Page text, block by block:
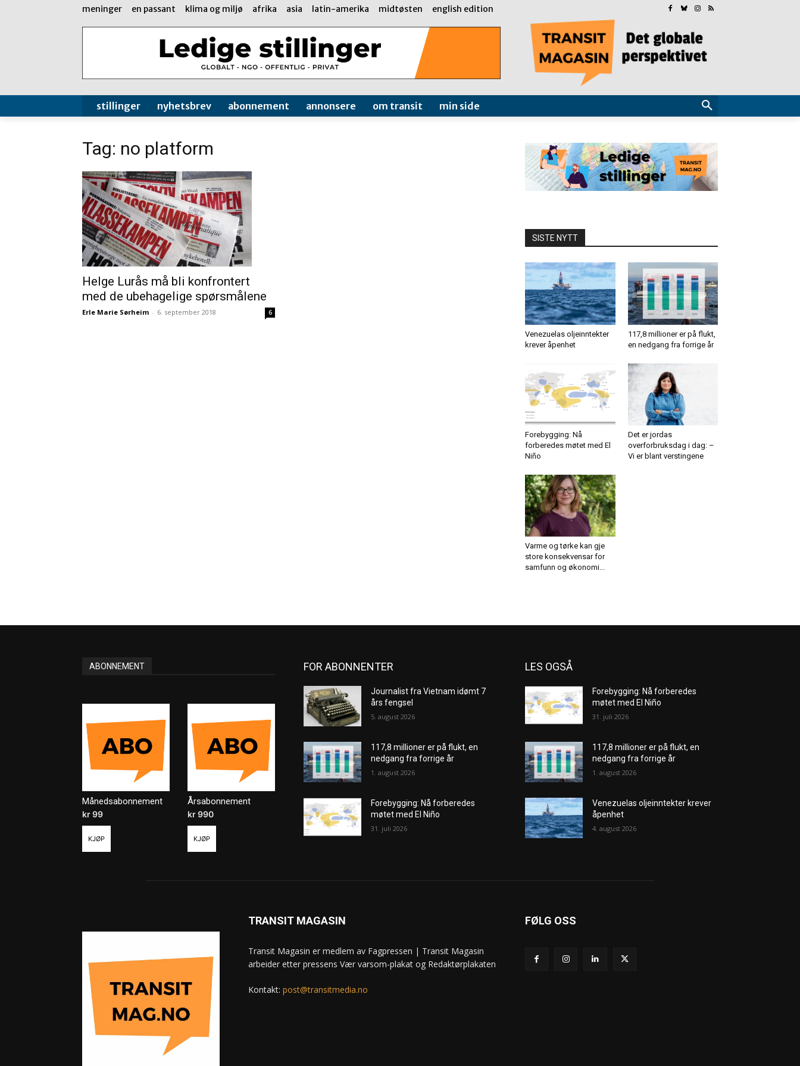
meninger en passant klima og miljø afrika asia latin-amerika midtøsten english edition
stillinger nyhetsbrev abonnement annonsere om transit min side
Tag: no platform
Helge Lurås må bli konfrontert
med de ubehagelige spørsmålene
Erle Marie Sørheim - 6. september 2018 6
SISTE NYTT
Venezuelas oljeinntekter
krever åpenhet
117,8 millioner er på flukt,
en nedgang fra forrige år
Forebygging: Nå
forberedes møtet med El
Niño
Det er jordas
overforbruksdag i dag: –
Vi er blant verstingene
Varme og tørke kan gje
store konsekvensar for
samfunn og økonomi...
ABONNEMENT
Månedsabonnement
kr99
KJØP
Årsabonnement
kr990
KJØP
FOR ABONNENTER
Journalist fra Vietnam idømt 7
års fengsel
5. august 2026
117,8 millioner er på flukt, en
nedgang fra forrige år
1. august 2026
Forebygging: Nå forberedes
møtet med El Niño
31. juli 2026
LES OGSÅ
Forebygging: Nå forberedes
møtet med El Niño
31. juli 2026
117,8 millioner er på flukt, en
nedgang fra forrige år
1. august 2026
Venezuelas oljeinntekter krever
åpenhet
4. august 2026
TRANSIT MAGASIN
Transit Magasin er medlem av Fagpressen | Transit Magasin
arbeider etter pressens Vær varsom-plakat og Redaktørplakaten
Kontakt: post@transitmedia.no
FØLG OSS